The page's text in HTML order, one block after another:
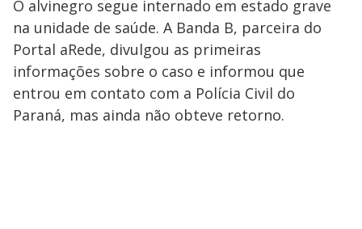
O alvinegro segue internado em estado grave
na unidade de saúde. A Banda B, parceira do
Portal aRede, divulgou as primeiras
informações sobre o caso e informou que
entrou em contato com a Polícia Civil do
Paraná, mas ainda não obteve retorno.